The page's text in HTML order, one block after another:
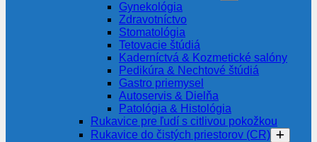
Gynekológia
Zdravotníctvo
Stomatológia
Tetovacie štúdiá
Kaderníctvá & Kozmetické salóny
Pedikúra & Nechtové štúdiá
Gastro priemysel
Autoservis & Dielňa
Patológia & Histológia
Rukavice pre ľudí s citlivou pokožkou
Rukavice do čistých priestorov (CR)